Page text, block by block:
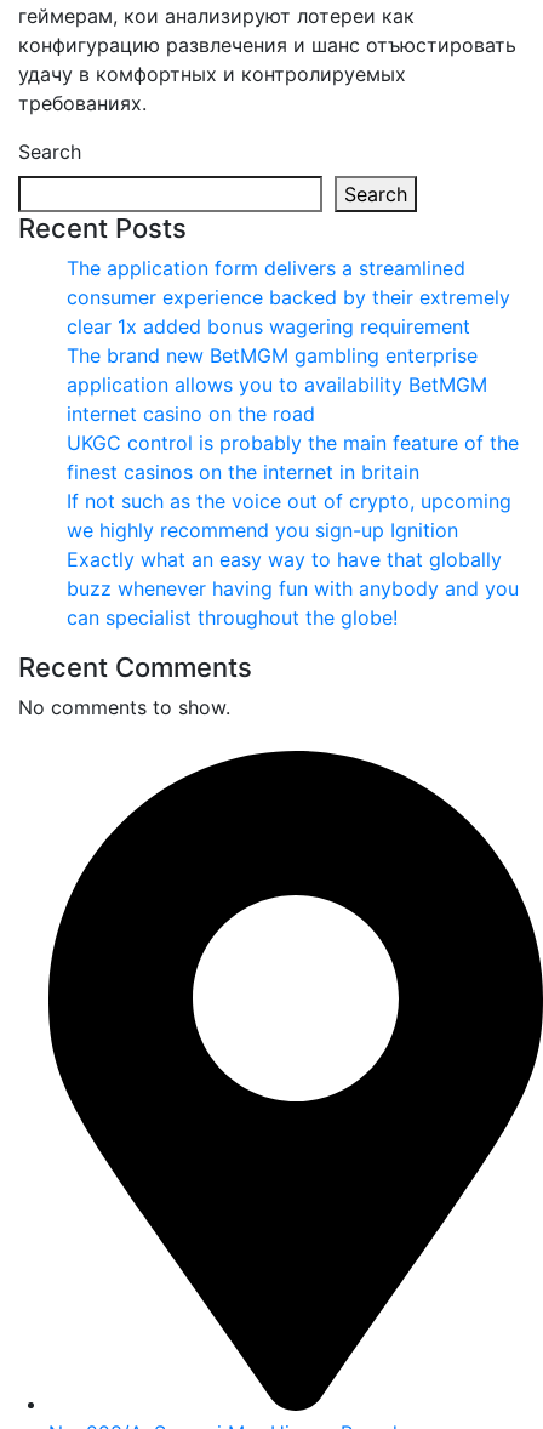
геймерам, кои анализируют лотереи как
конфигурацию развлечения и шанс отъюстировать
удачу в комфортных и контролируемых
требованиях.
Search
Search
Recent Posts
The application form delivers a streamlined
consumer experience backed by their extremely
clear 1x added bonus wagering requirement
The brand new BetMGM gambling enterprise
application allows you to availability BetMGM
internet casino on the road
UKGC control is probably the main feature of the
finest casinos on the internet in britain
If not such as the voice out of crypto, upcoming
we highly recommend you sign-up Ignition
Exactly what an easy way to have that globally
buzz whenever having fun with anybody and you
can specialist throughout the globe!
Recent Comments
No comments to show.